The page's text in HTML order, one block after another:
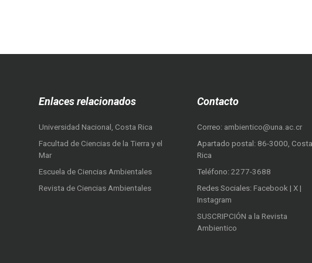
Enlaces relacionados
Universidad Nacional, Costa Rica
Facultad de Ciencias de la Tierra y el
Mar
Escuela de Ciencias Ambientales
Revista de Ciencias Ambientales
Contacto
Correo: ambientico@una.ac.cr
Apartado postal: 86-3000, Costa
Rica
Teléfono: 2277-3688
Redes Sociales: Facebook | X |
Instagram
SUSCRIPCIÓN a la Revista
Ambientico